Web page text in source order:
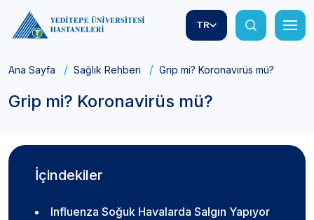
TR
Ana Sayfa Sağlık Rehberi Grip mi? Koronavirüs mü?
Grip mi? Koronavirüs mü?
İçindekiler
Influenza Soğuk Havalarda Salgın Yapıyor